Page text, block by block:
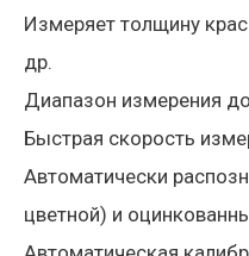
Измеряет толщину
др.
Диапазон измерения
Быстрая скорость
Автоматически
цветной) и